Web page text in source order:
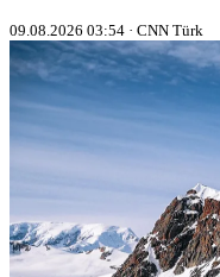
09.08.2026 03:54 · CNN Türk